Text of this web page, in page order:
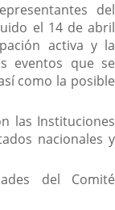
del
el 14 de abril
activa y la
eventos que se
como la posible
las Instituciones
nacionales y
del Comité